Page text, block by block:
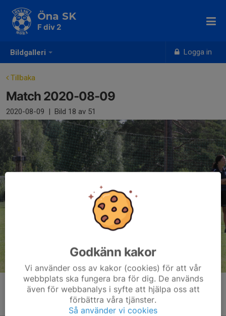
Bildgalleri Logga in
Öna SK
F div 2
Tillbaka
Match 2020-08-09
2020-08-09 | Bild 18 av 51
Godkänn kakor
Vi använder oss av kakor (cookies) för att vår
webbplats ska fungera bra för dig. De används
även för webbanalys i syfte att hjälpa oss att
förbättra våra tjänster.
Så använder vi cookies